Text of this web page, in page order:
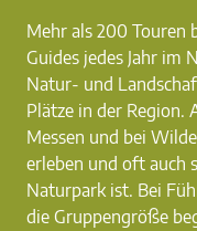
Mehr als 200 Touren
Guides jedes Jahr im
Natur- und
Plätze in der Region.
Messen und bei
erleben und oft auch
Naturpark ist. Bei
die Gruppengröße